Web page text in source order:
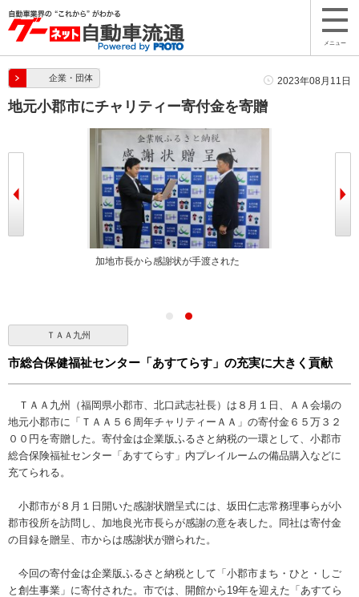
メニュー
企業・団体 2023年08月11日
地元小郡市にチャリティー寄付金を寄贈
加地市長から感謝状が手渡された
ＴＡＡ九州
市総合保健福祉センター「あすてらす」の充実に大きく貢献
ＴＡＡ九州（福岡県小郡市、北口武志社長）は８月１日、ＡＡ会場の
地元小郡市に「ＴＡＡ５６周年チャリティーＡＡ」の寄付金６５万３２
００円を寄贈した。寄付金は企業版ふるさと納税の一環として、小郡市
総合保険福祉センター「あすてらす」内プレイルームの備品購入などに
充てられる。
小郡市が８月１日開いた感謝状贈呈式には、坂田仁志常務理事らが小
郡市役所を訪問し、加地良光市長らが感謝の意を表した。同社は寄付金
の目録を贈呈、市からは感謝状が贈られた。
今回の寄付金は企業版ふるさと納税として「小郡市まち・ひと・しご
と創生事業」に寄付された。市では、開館から19年を迎えた「あすてら